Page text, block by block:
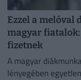
Ezzel a melóval
magyar
fizetnek
A magyar
lényegében